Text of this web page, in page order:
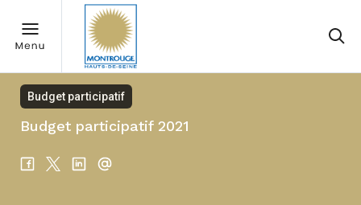
Budget participatif
Budget participatif 2021